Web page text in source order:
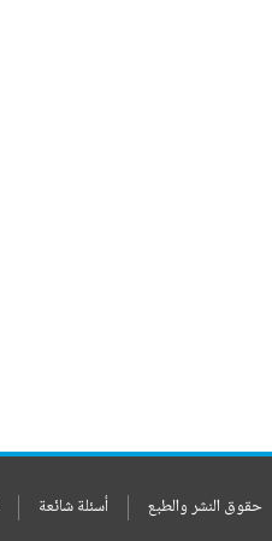
حقوق النشر والطبع أسئلة شائعة